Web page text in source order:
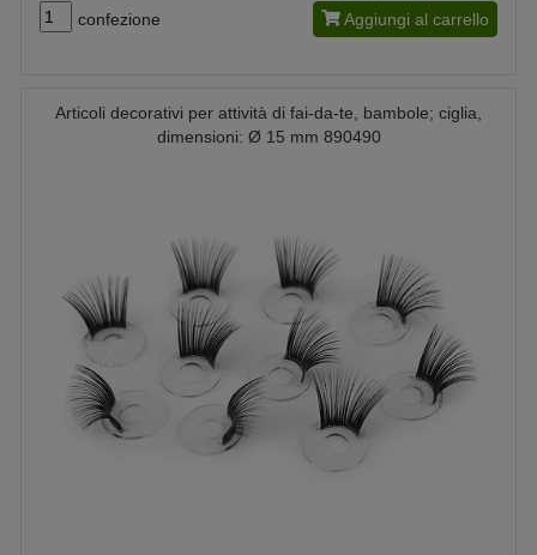
confezione Aggiungi al carrello
Articoli decorativi per attività di fai-da-te, bambole; ciglia,
dimensioni: Ø 15 mm 890490